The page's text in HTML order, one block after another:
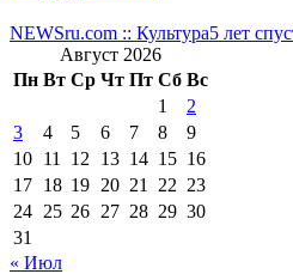
NEWSru.com :: Культура5 лет
Август 2026
Пн Вт Ср Чт Пт Сб Вс
1
2
3
4 5 6 7 8
9
10 11 12 13 14 15 16
17 18 19 20 21 22 23
24 25 26 27 28 29 30
31
« Июл